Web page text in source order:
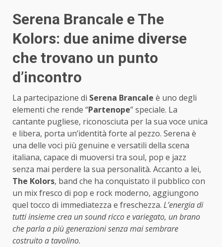
Serena Brancale e The
Kolors: due anime diverse
che trovano un punto
d’incontro
La partecipazione di Serena Brancale è uno degli
elementi che rende “Partenope” speciale. La
cantante pugliese, riconosciuta per la sua voce unica
e libera, porta un’identità forte al pezzo. Serena è
una delle voci più genuine e versatili della scena
italiana, capace di muoversi tra soul, pop e jazz
senza mai perdere la sua personalità. Accanto a lei,
The Kolors, band che ha conquistato il pubblico con
un mix fresco di pop e rock moderno, aggiungono
quel tocco di immediatezza e freschezza. L’energia di
tutti insieme crea un sound ricco e variegato, un brano
che parla a più generazioni senza mai sembrare
costruito a tavolino.